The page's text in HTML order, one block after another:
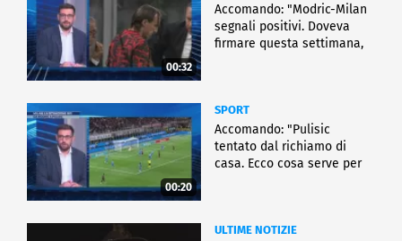
00:32
Accomando: "Modric-Milan
segnali positivi. Doveva
firmare questa settimana,
00:20
SPORT
Accomando: "Pulisic
tentato dal richiamo di
casa. Ecco cosa serve per
ULTIME NOTIZIE